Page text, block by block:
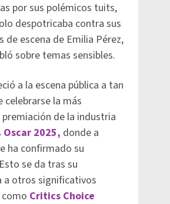
por sus polémicos tuits,
despotricaba contra sus
de escena de Emilia Pérez,
sobre temas sensibles.
a la escena pública a tan
celebrarse la más
de la industria
Oscar 2025, donde a
ha confirmado su
se da tras su
a otros significativos
Critics Choice